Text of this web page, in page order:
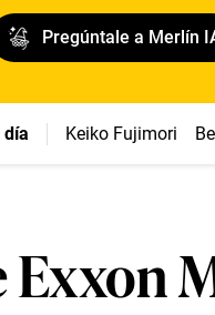
Pregúntale a Merlín
día Keiko Fujimori